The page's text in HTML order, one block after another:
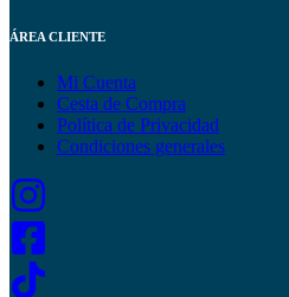
ÁREA CLIENTE
Mi Cuenta
Cesta de Compra
Política de Privacidad
Condiciones generales